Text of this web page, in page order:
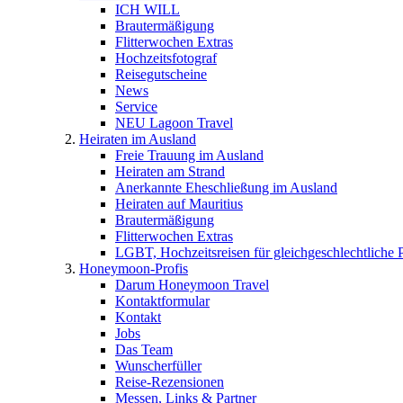
ICH WILL
Brautermäßigung
Flitterwochen Extras
Hochzeitsfotograf
Reisegutscheine
News
Service
NEU Lagoon Travel
Heiraten im Ausland
Freie Trauung im Ausland
Heiraten am Strand
Anerkannte Eheschließung im Ausland
Heiraten auf Mauritius
Brautermäßigung
Flitterwochen Extras
LGBT, Hochzeitsreisen für gleichgeschlechtliche
Honeymoon-Profis
Darum Honeymoon Travel
Kontaktformular
Kontakt
Jobs
Das Team
Wunscherfüller
Reise-Rezensionen
Messen, Links & Partner